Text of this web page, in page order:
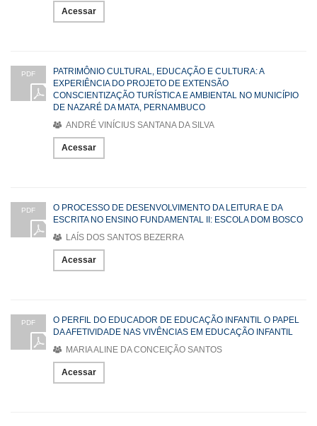
Acessar
PDF
PATRIMÔNIO CULTURAL, EDUCAÇÃO E CULTURA: A
EXPERIÊNCIA DO PROJETO DE EXTENSÃO
CONSCIENTIZAÇÃO TURÍSTICA E AMBIENTAL NO MUNICÍPIO
DE NAZARÉ DA MATA, PERNAMBUCO
ANDRÉ VINÍCIUS SANTANA DA SILVA
Acessar
PDF
O PROCESSO DE DESENVOLVIMENTO DA LEITURA E DA
ESCRITA NO ENSINO FUNDAMENTAL II: ESCOLA DOM BOSCO
LAÍS DOS SANTOS BEZERRA
Acessar
PDF
O PERFIL DO EDUCADOR DE EDUCAÇÃO INFANTIL O PAPEL
DA AFETIVIDADE NAS VIVÊNCIAS EM EDUCAÇÃO INFANTIL
MARIA ALINE DA CONCEIÇÃO SANTOS
Acessar